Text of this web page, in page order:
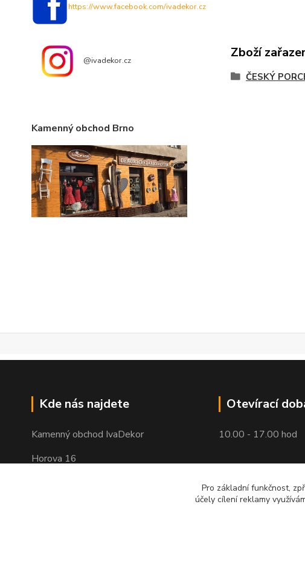
https://www.facebook.com/ivadekor.cz
@ivadekor.cz
Kamenný obchod Brno
Zboží
ČESKÝ
Kde nás najdete
Kamenný obchod IvaDekor
Horova 16
Otevírací
10.00 - 17.00 hod
Pro základní funkčnost,
účely cílení reklamy